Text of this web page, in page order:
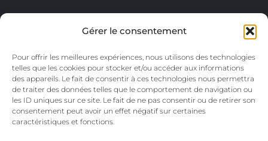
Gérer le consentement
Pour offrir les meilleures expériences, nous utilisons des technologies
telles que les cookies pour stocker et/ou accéder aux informations
des appareils. Le fait de consentir à ces technologies nous permettra
de traiter des données telles que le comportement de navigation ou
les ID uniques sur ce site. Le fait de ne pas consentir ou de retirer son
consentement peut avoir un effet négatif sur certaines
caractéristiques et fonctions.